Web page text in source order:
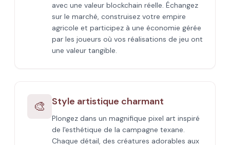
avec une valeur blockchain réelle. Échangez
sur le marché, construisez votre empire
agricole et participez à une économie gérée
par les joueurs où vos réalisations de jeu ont
une valeur tangible.
🎨 Style artistique charmant
Plongez dans un magnifique pixel art inspiré
de l'esthétique de la campagne texane.
Chaque détail, des créatures adorables aux